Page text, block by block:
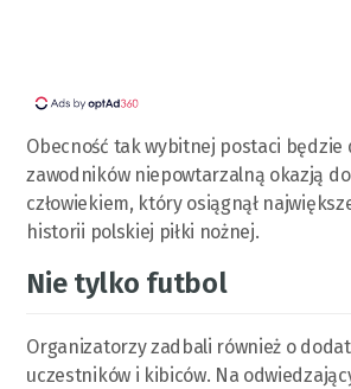
Obecność tak wybitnej postaci będzie
zawodników niepowtarzalną okazją
człowiekiem, który osiągnął
historii polskiej piłki nożnej.
Nie tylko futbol
Organizatorzy zadbali również o
uczestników i kibiców. Na